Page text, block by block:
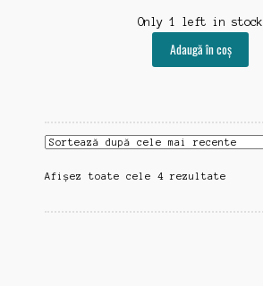
Only 1 left in stock
Adaugă în coș
Afișez toate cele 4 rezultateSortat
cele